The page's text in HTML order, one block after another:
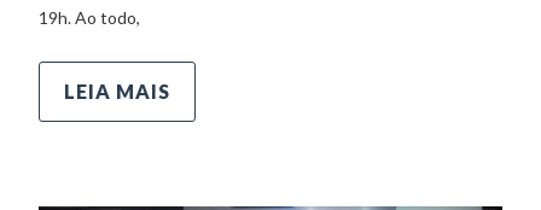
19h. Ao todo,
LEIA MAIS